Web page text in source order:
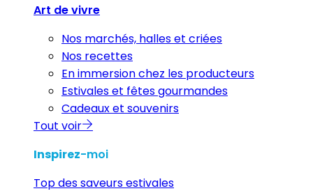
Art de vivre
Nos marchés, halles et criées
Nos recettes
En immersion chez les producteurs
Estivales et fêtes gourmandes
Cadeaux et souvenirs
Tout voir
Inspirez-moi
Top des saveurs estivales